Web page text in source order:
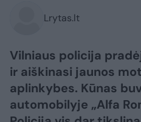
Lrytas.lt
Vilniaus policija
ir aiškinasi jaunos
aplinkybes. Kūnas
automobilyje „Alfa